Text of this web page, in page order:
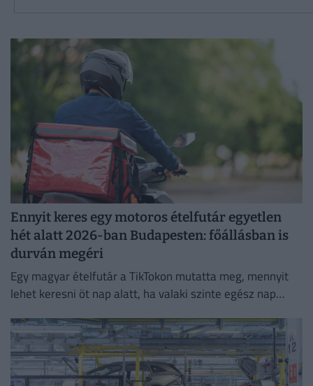
Ennyit keres egy motoros ételfutár egyetlen
hét alatt 2026-ban Budapesten: főállásban is
durván megéri
Egy magyar ételfutár a TikTokon mutatta meg, mennyit
lehet keresni öt nap alatt, ha valaki szinte egész nap